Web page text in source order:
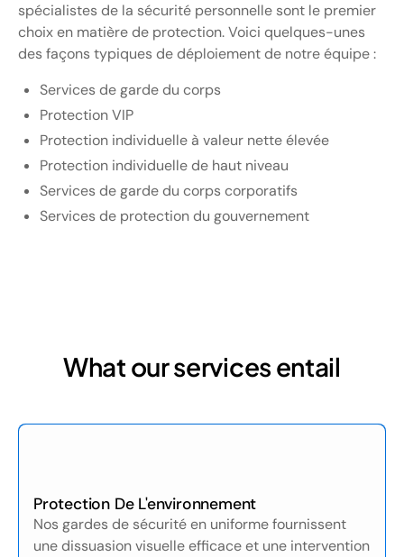
spécialistes de la sécurité personnelle sont le premier
choix en matière de protection. Voici quelques-unes
des façons typiques de déploiement de notre équipe :
Services de garde du corps
Protection VIP
Protection individuelle à valeur nette élevée
Protection individuelle de haut niveau
Services de garde du corps corporatifs
Services de protection du gouvernement
What our services entail
Protection De L'environnement
Nos gardes de sécurité en uniforme fournissent
une dissuasion visuelle efficace et une intervention